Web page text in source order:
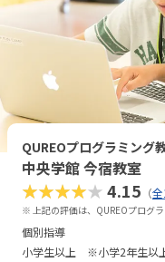
QUREOプログラミング
中央学館 今宿教室
★★★★★4.15 （
※ 上記の評価は、QUREOプログ
個別指導
小学生以上 ※小学2年生以